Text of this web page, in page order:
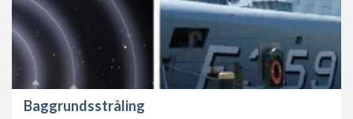
Baggrundsstråling